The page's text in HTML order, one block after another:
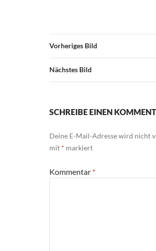
Vorheriges Bild
Nächstes Bild
SCHREIBE EINEN
Deine E-Mail-Adresse wird nicht
mit * markiert
Kommentar *